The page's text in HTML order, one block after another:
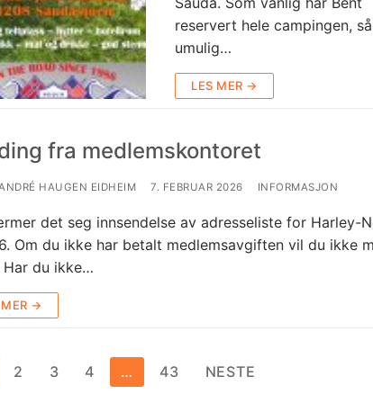
reservert hele campingen,
umulig…
LES MER →
fra medlemskontoret
HAUGEN EIDHEIM 7. FEBRUAR 2026 INFORMASJON
det seg innsendelse av adresseliste for Harley-
Om du ikke har betalt medlemsavgiften vil du ikke
du ikke…
MER →
2 3 4 … 43 NESTE